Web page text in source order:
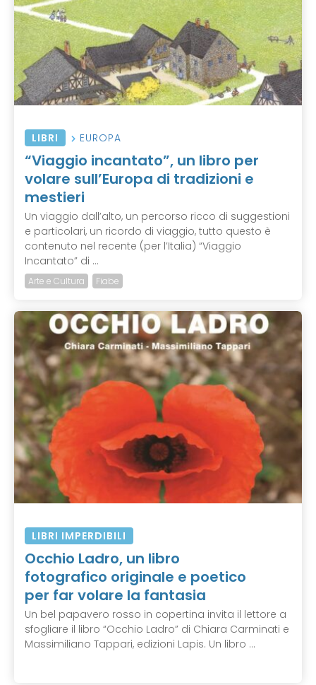
LIBRI EUROPA
“Viaggio incantato”, un libro per
volare sull’Europa di tradizioni e
mestieri
Un viaggio dall’alto, un percorso ricco di suggestioni
e particolari, un ricordo di viaggio, tutto questo è
contenuto nel recente (per l’Italia) “Viaggio
Incantato” di ...
Arte e Cultura Fiabe
LIBRI IMPERDIBILI
Occhio Ladro, un libro
fotografico originale e poetico
per far volare la fantasia
Un bel papavero rosso in copertina invita il lettore a
sfogliare il libro “Occhio Ladro” di Chiara Carminati e
Massimiliano Tappari, edizioni Lapis. Un libro ...